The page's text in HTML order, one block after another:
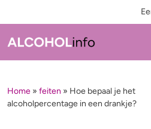
Menu
Home » feiten » Hoe bepaal je het
alcoholpercentage in een drankje?